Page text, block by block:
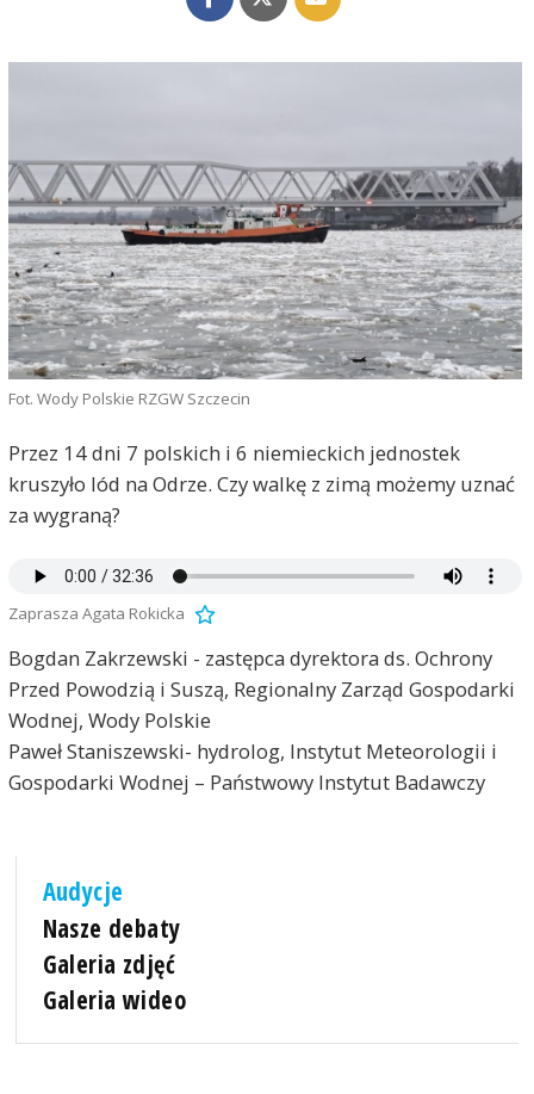
Fot. Wody Polskie RZGW Szczecin
Przez 14 dni 7 polskich i 6 niemieckich jednostek
kruszyło lód na Odrze. Czy walkę z zimą możemy uznać
za wygraną?
Zaprasza Agata Rokicka
Bogdan Zakrzewski - zastępca dyrektora ds. Ochrony
Przed Powodzią i Suszą, Regionalny Zarząd Gospodarki
Wodnej, Wody Polskie
Paweł Staniszewski- hydrolog, Instytut Meteorologii i
Gospodarki Wodnej – Państwowy Instytut Badawczy
Audycje
Nasze debaty
Galeria zdjęć
Galeria wideo